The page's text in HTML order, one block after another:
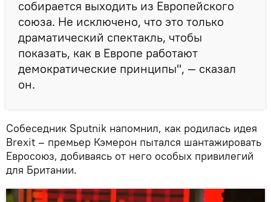
собирается выходить из Европейского
союза. Не исключено, что это только
драматический спектакль, чтобы
показать, как в Европе работают
демократические принципы", — сказал
он.
Собеседник Sputnik напомнил, как родилась идея
Brexit – премьер Кэмерон пытался шантажировать
Евросоюз, добиваясь от него особых привилегий
для Британии.